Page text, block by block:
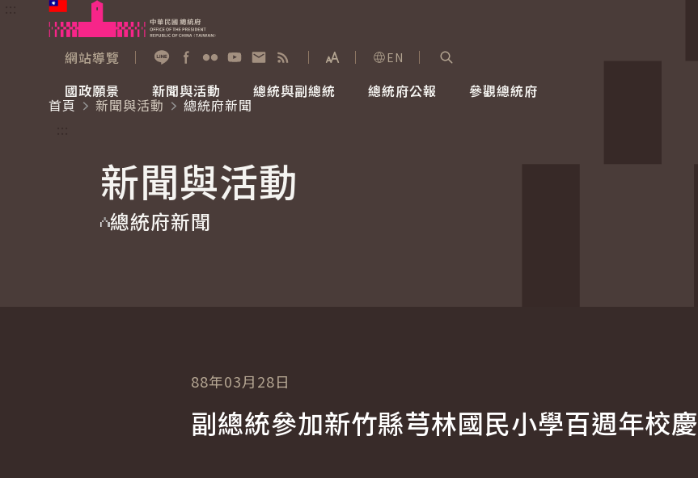
跳到主要內容
網站導覽
展開字級選單
EN
國政願景
國家氣候變遷對策委員會
重要談話
新聞與活動
總統府新聞
影音頻道
總統與副總統
賴清德總統
總統府公報 參觀總統府
參觀資訊
首頁
新聞與活動
總統府新聞
新聞與活動
總統府新聞
88年03月28日
副總統參加新竹縣芎林國民小學百週年校慶